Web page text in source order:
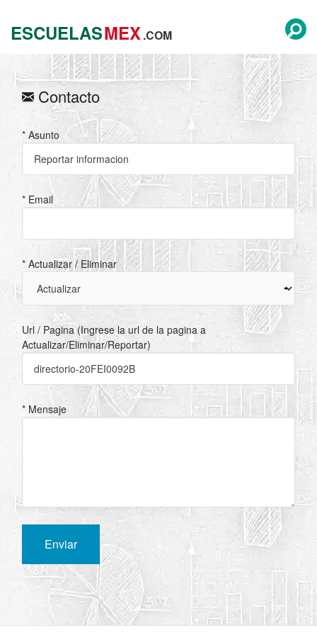
ESCUELASMEX.COM
Contacto
* Asunto
* Email
* Actualizar / Eliminar
Url / Pagina (Ingrese la url de la pagina a
Actualizar/Eliminar/Reportar)
* Mensaje
Enviar